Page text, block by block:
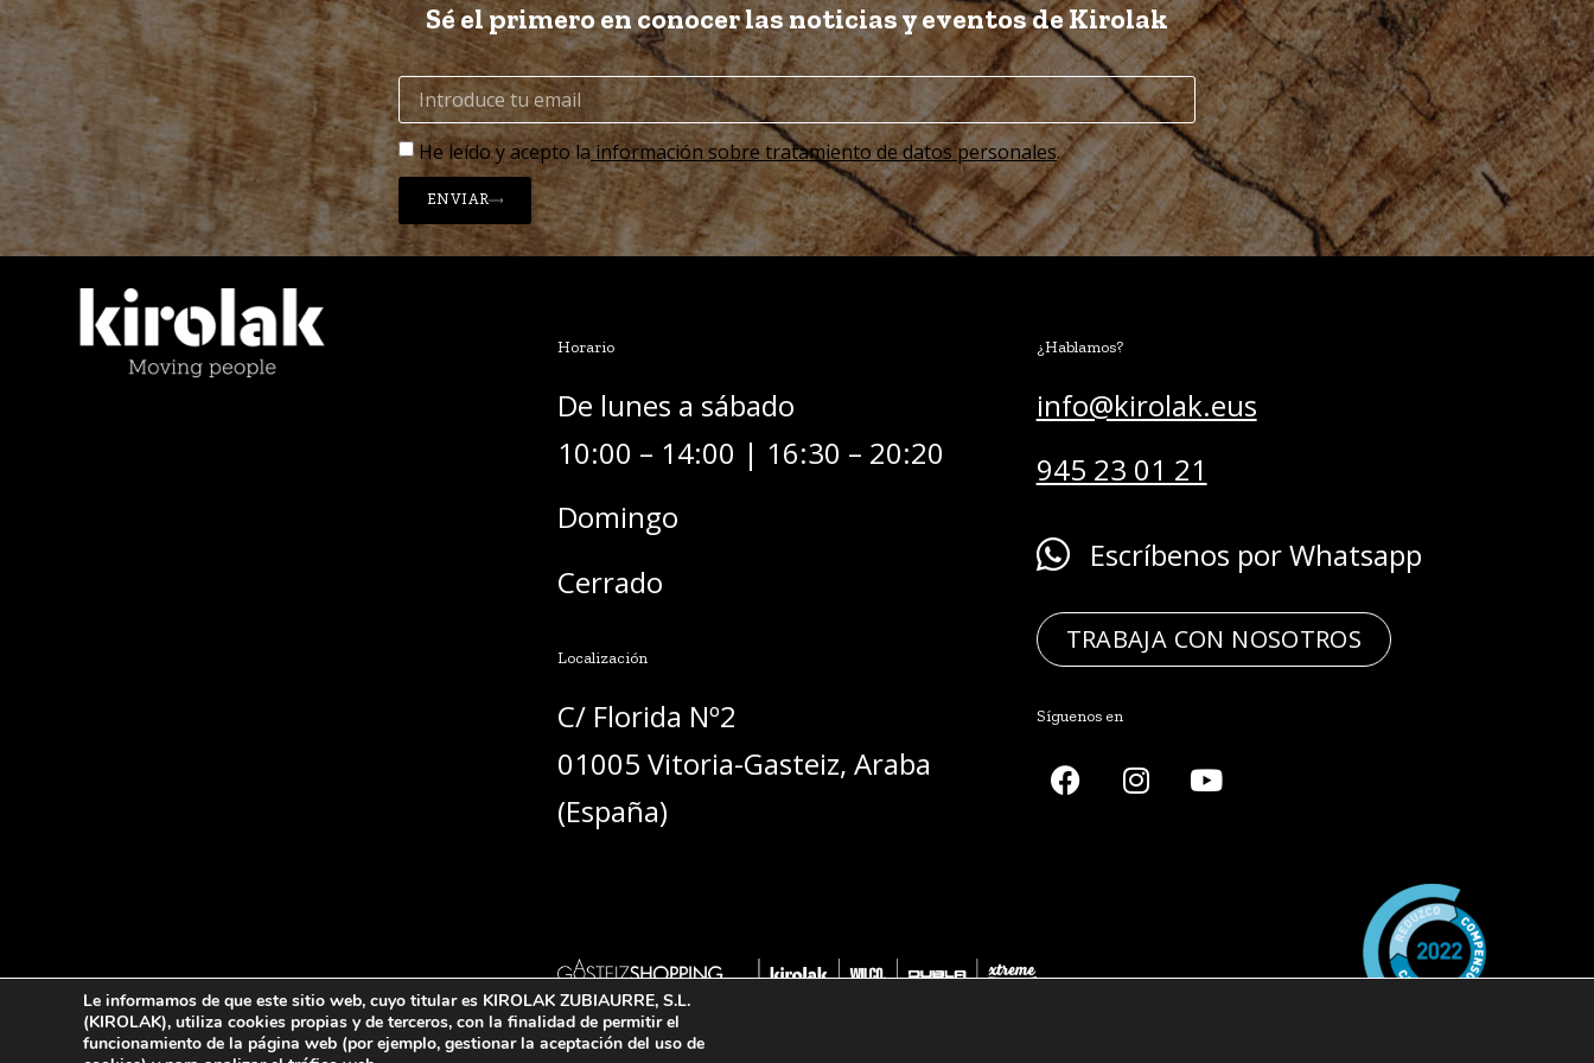
Sé el primero en conocer las noticias y eventos de Kirolak
He leído y acepto lainformación sobre tratamiento de datos personales.
ENVIAR
Horario
De lunes a sábado
10:00 – 14:00 | 16:30 – 20:20
Domingo
Cerrado
Localización
C/ Florida Nº2
01005 Vitoria-Gasteiz, Araba
(España)
¿Hablamos?
info@kirolak.eus
945 23 01 21
Escríbenos por Whatsapp
TRABAJA CON NOSOTROS
Síguenos en
Le informamos de que este sitio web, cuyo titular es KIROLAK ZUBIAURRE, S.L.
(KIROLAK), utiliza cookies propias y de terceros, con la finalidad de permitir el
funcionamiento de la página web (por ejemplo, gestionar la aceptación del uso de